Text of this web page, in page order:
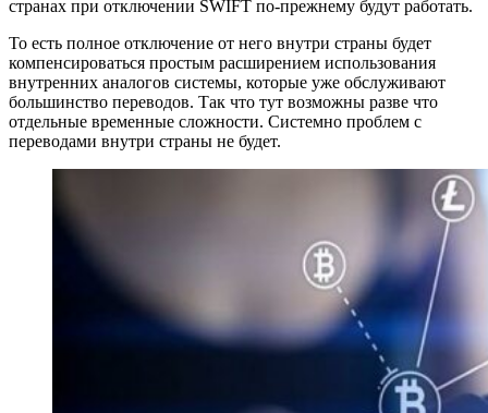
странах при отключении SWIFT по-прежнему будут работать.
То есть полное отключение от него внутри страны будет
компенсироваться простым расширением использования
внутренних аналогов системы, которые уже обслуживают
большинство переводов. Так что тут возможны разве что
отдельные временные сложности. Системно проблем с
переводами внутри страны не будет.